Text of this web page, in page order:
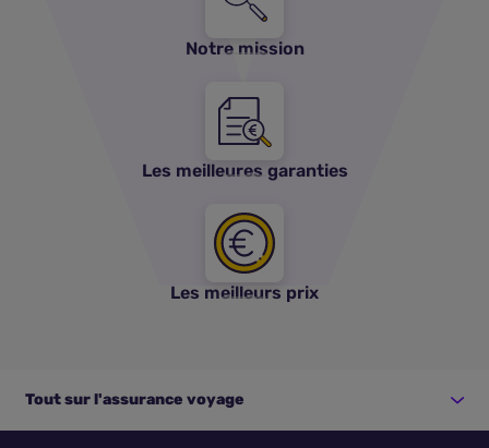
Notre mission
Les meilleures garanties
Les meilleurs prix
Tout sur l'assurance voyage